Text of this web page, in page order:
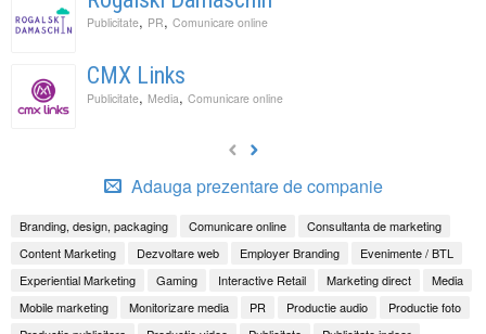
Publicitate, PR, Comunicare online
CMX Links
Publicitate, Media, Comunicare online
Adauga prezentare de companie
Branding, design, packaging Comunicare online
Consultanta de marketing
Content Marketing
Dezvoltare web Employer Branding
Evenimente / BTL
Experiential Marketing
Gaming Interactive Retail Marketing direct
Media
Mobile marketing
Monitorizare media PR Productie audio
Productie foto